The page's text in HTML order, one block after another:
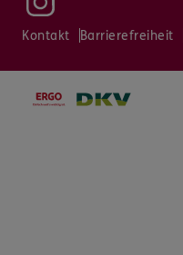
Kontakt Barrierefreiheit